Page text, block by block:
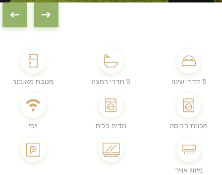
5 חדרי שינה 5 חדרי רחצה מטבח מאובזר
מכונת כביסה מדיח כלים ויפי
מיזוג אוויר